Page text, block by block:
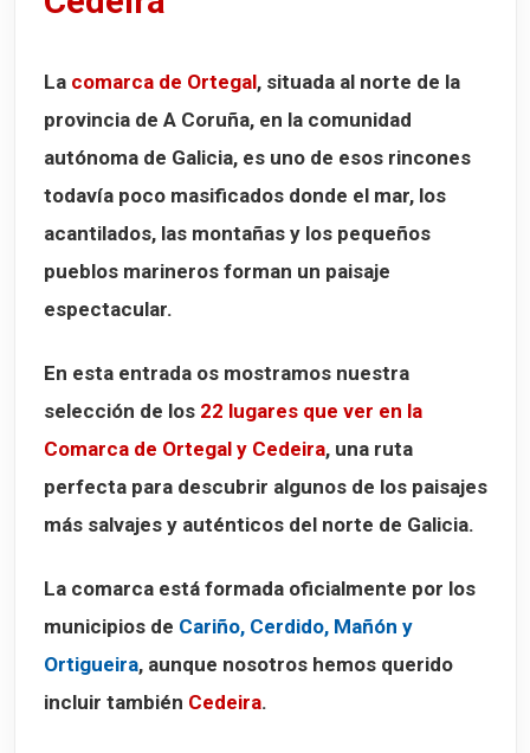
16. Riberas del Río Sor
17. Playa de A Magdalena
18. Playa de Morouzos
21. Playa de Esteiro
Cedeira
Ortigueira y Espasante
Cariño
La comarca de Ortegal, situada al norte de la
provincia de A Coruña, en la comunidad
autónoma de Galicia, es uno de esos rincones
todavía poco masificados donde el mar, los
acantilados, las montañas y los pequeños
pueblos marineros forman un paisaje
espectacular.
En esta entrada os mostramos nuestra
selección de los 22 lugares que ver en la
Comarca de Ortegal y Cedeira, una ruta
perfecta para descubrir algunos de los paisajes
más salvajes y auténticos del norte de Galicia.
La comarca está formada oficialmente por los
municipios de Cariño, Cerdido, Mañón y
Ortigueira, aunque nosotros hemos querido
incluir también Cedeira.